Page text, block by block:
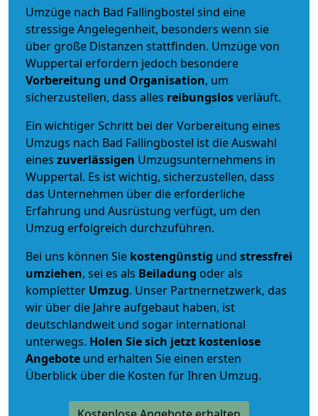
Umzüge nach Bad Fallingbostel sind eine
stressige Angelegenheit, besonders wenn sie
über große Distanzen stattfinden. Umzüge von
Wuppertal erfordern jedoch besondere
Vorbereitung und Organisation, um
sicherzustellen, dass alles reibungslosverläuft.
Ein wichtiger Schritt bei der Vorbereitung eines
Umzugs nach Bad Fallingbostel ist die Auswahl
eines zuverlässigen Umzugsunternehmens in
Wuppertal. Es ist wichtig, sicherzustellen, dass
das Unternehmen über die erforderliche
Erfahrung und Ausrüstung verfügt, um den
Umzug erfolgreich durchzuführen.
Bei uns können Sie kostengünstig und stressfrei
umziehen, sei es als Beiladung oder als
kompletter Umzug. Unser Partnernetzwerk, das
wir über die Jahre aufgebaut haben, ist
deutschlandweit und sogar international
unterwegs. Holen Sie sich jetzt kostenlose
Angebote und erhalten Sie einen ersten
Überblick über die Kosten für Ihren Umzug.